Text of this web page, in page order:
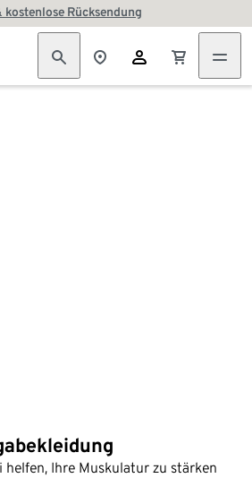
Rücksendung
helfen, Ihre Muskulatur zu stärken